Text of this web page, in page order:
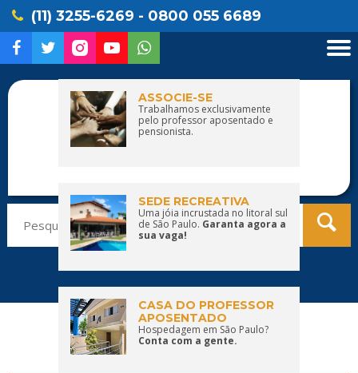
(11) 3255-6269 - 0800 055 6689
por:
ASSOCIE-SE
Trabalhamos exclusivamente
pelo professor aposentado e
pensionista.
SEDE RECREATIVA
Uma jóia incrustada no litoral sul
de São Paulo. Garanta agora a
sua vaga!
CASA DO PROFESSOR
APOSENTADO
Hospedagem em São Paulo?
Conta com a gente.